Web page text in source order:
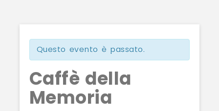
Questo evento è passato.
Caffè della
Memoria